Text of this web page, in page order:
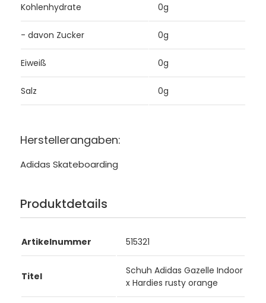
Kohlenhydrate 0g
- davon Zucker 0g
Eiweiß 0g
Salz 0g
Herstellerangaben:
Adidas Skateboarding
Produktdetails
Artikelnummer 515321
Titel
Schuh Adidas Gazelle Indoor
x Hardies rusty orange